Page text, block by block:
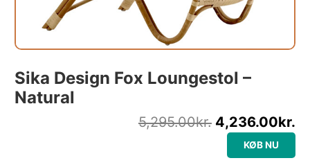
Sika Design Fox Loungestol –
Natural
5,295.00kr. 4,236.00kr.
KØB NU